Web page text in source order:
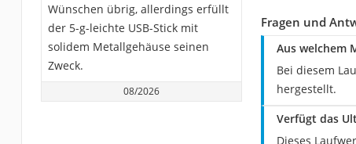
Wünschen übrig, allerdings erfüllt
der 5-g-leichte USB-Stick mit
solidem Metallgehäuse seinen
Zweck.
08/2026
Fragen und
Aus welchem
Bei diesem
hergestellt.
Verfügt das
Dieses